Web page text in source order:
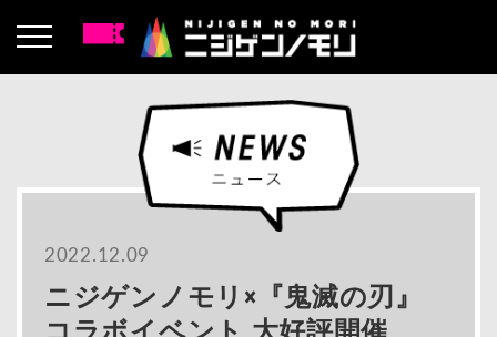
2022.12.09
ニジゲンノモリ×『鬼滅の刃』